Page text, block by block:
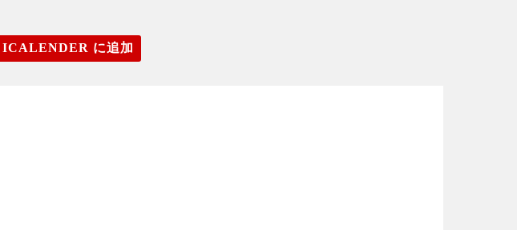
ICALENDER に追加